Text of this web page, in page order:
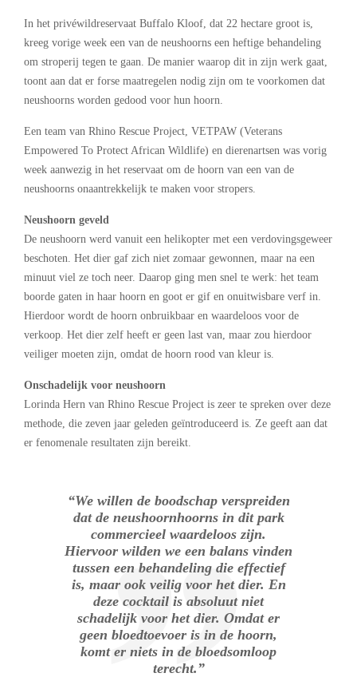
In het privéwildreservaat Buffalo Kloof, dat 22 hectare groot is,
kreeg vorige week een van de neushoorns een heftige behandeling
om stroperij tegen te gaan. De manier waarop dit in zijn werk gaat,
toont aan dat er forse maatregelen nodig zijn om te voorkomen dat
neushoorns worden gedood voor hun hoorn.
Een team van Rhino Rescue Project, VETPAW (Veterans
Empowered To Protect African Wildlife) en dierenartsen was vorig
week aanwezig in het reservaat om de hoorn van een van de
neushoorns onaantrekkelijk te maken voor stropers.
Neushoorn geveld
De neushoorn werd vanuit een helikopter met een verdovingsgeweer
beschoten. Het dier gaf zich niet zomaar gewonnen, maar na een
minuut viel ze toch neer. Daarop ging men snel te werk: het team
boorde gaten in haar hoorn en goot er gif en onuitwisbare verf in.
Hierdoor wordt de hoorn onbruikbaar en waardeloos voor de
verkoop. Het dier zelf heeft er geen last van, maar zou hierdoor
veiliger moeten zijn, omdat de hoorn rood van kleur is.
Onschadelijk voor neushoorn
Lorinda Hern van Rhino Rescue Project is zeer te spreken over deze
methode, die zeven jaar geleden geïntroduceerd is. Ze geeft aan dat
er fenomenale resultaten zijn bereikt.
“We willen de boodschap verspreiden
dat de neushoornhoorns in dit park
commercieel waardeloos zijn.
Hiervoor wilden we een balans vinden
tussen een behandeling die effectief
is, maar ook veilig voor het dier. En
deze cocktail is absoluut niet
schadelijk voor het dier. Omdat er
geen bloedtoevoer is in de hoorn,
komt er niets in de bloedsomloop
terecht.”